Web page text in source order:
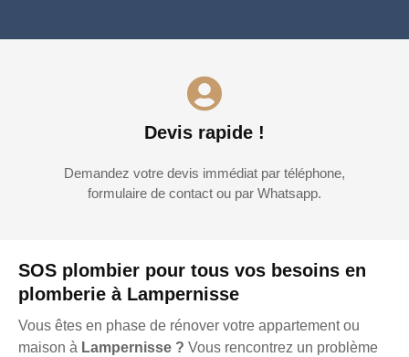
SOS plombier pour tous vos besoins en
plomberie à Lampernisse
Vous êtes en phase de rénover votre appartement ou
maison à Lampernisse ? Vous rencontrez un problème
Devis rapide !
Demandez votre devis immédiat par téléphone,
formulaire de contact ou par Whatsapp.